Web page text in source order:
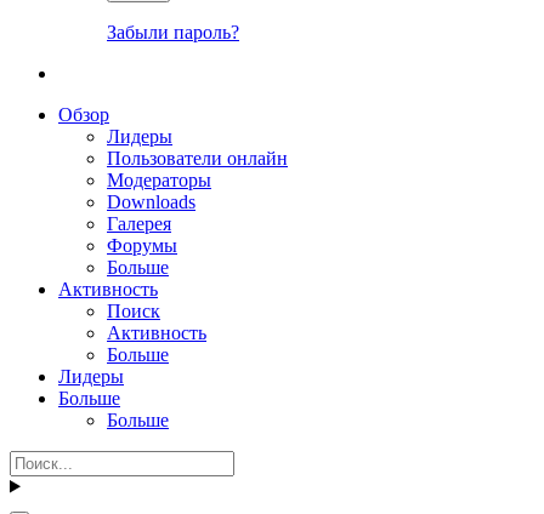
Забыли пароль?
Обзор
Лидеры
Пользователи онлайн
Модераторы
Downloads
Галерея
Форумы
Больше
Активность
Поиск
Активность
Больше
Лидеры
Больше
Больше